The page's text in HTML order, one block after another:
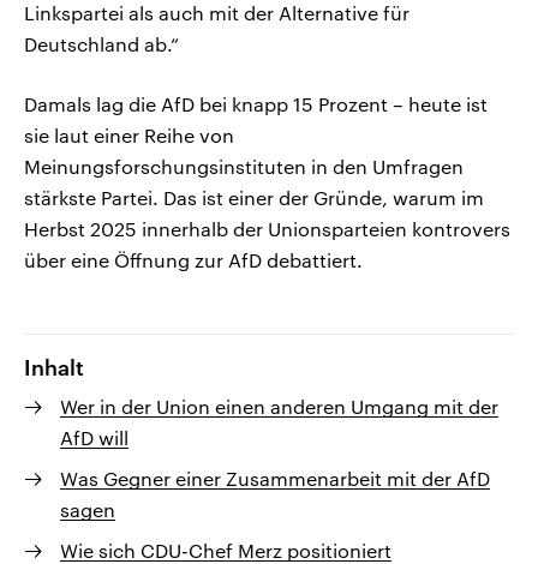
Linkspartei als auch mit der Alternative für
Deutschland ab.“
Damals lag die AfD bei knapp 15 Prozent – heute ist
sie laut einer Reihe von
Meinungsforschungsinstituten in den Umfragen
stärkste Partei. Das ist einer der Gründe, warum im
Herbst 2025 innerhalb der Unionsparteien kontrovers
über eine Öffnung zur AfD debattiert.
Inhalt
Wer in der Union einen anderen Umgang mit der
AfD will
Was Gegner einer Zusammenarbeit mit der AfD
sagen
Wie sich CDU-Chef Merz positioniert